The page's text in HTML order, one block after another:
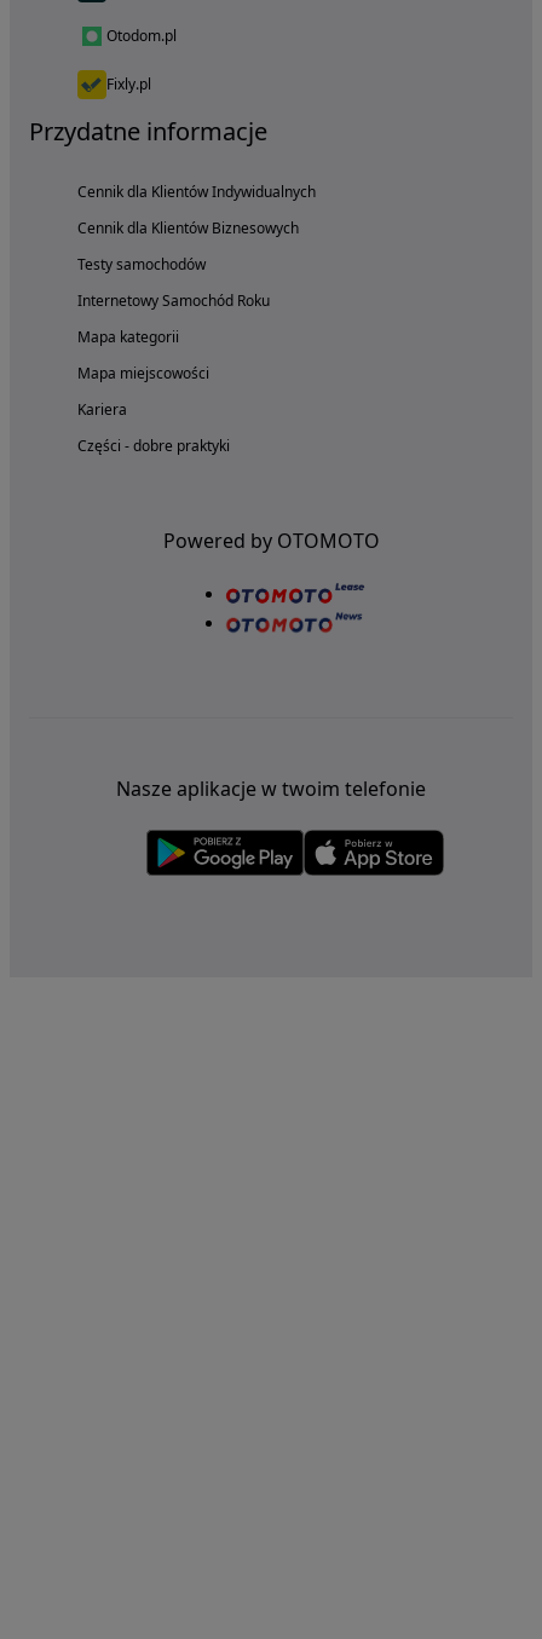
Otodom.pl
Fixly.pl
Przydatne informacje
Cennik dla Klientów Indywidualnych
Cennik dla Klientów Biznesowych
Testy samochodów
Internetowy Samochód Roku
Mapa kategorii
Mapa miejscowości
Kariera
Części - dobre praktyki
Powered by OTOMOTO
Nasze aplikacje w twoim telefonie